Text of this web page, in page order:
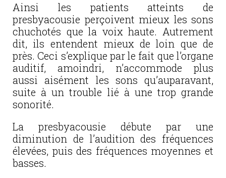
Ainsi les patients atteints de
presbyacousie perçoivent mieux les sons
chuchotés que la voix haute. Autrement
dit, ils entendent mieux de loin que de
près. Ceci s’explique par le fait que l’organe
auditif, amoindri, n’accommode plus
aussi aisément les sons qu’auparavant,
suite à un trouble lié à une trop grande
sonorité.
La presbyacousie débute par une
diminution de l’audition des fréquences
élevées, puis des fréquences moyennes et
basses.